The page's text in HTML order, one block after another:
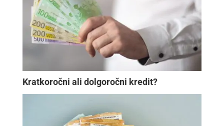
Kratkoročni ali dolgoročni kredit?